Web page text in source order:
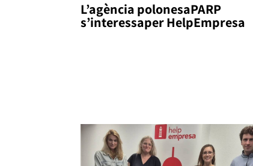
L’agència polonesaPARP
s’interessaper HelpEmpresa